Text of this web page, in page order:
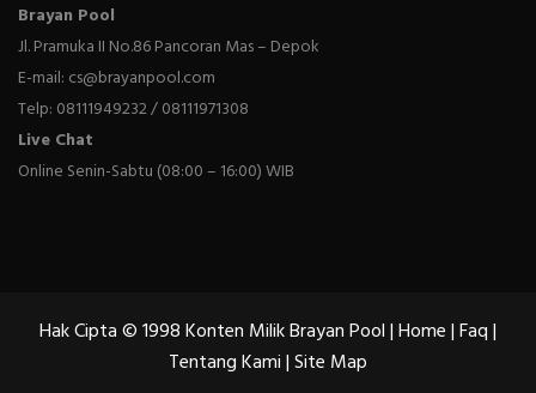
Brayan Pool
Jl. Pramuka II No.86 Pancoran Mas – Depok
E-mail: cs@brayanpool.com
Telp: 08111949232 / 08111971308
Live Chat
Online Senin-Sabtu (08:00 – 16:00) WIB
Hak Cipta © 1998 Konten Milik Brayan Pool |Home|Faq|
Tentang Kami|Site Map